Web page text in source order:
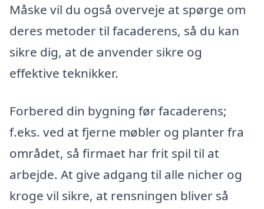
Måske vil du også overveje at spørge om
deres metoder til facaderens, så du kan
sikre dig, at de anvender sikre og
effektive teknikker.
Forbered din bygning før facaderens;
f.eks. ved at fjerne møbler og planter fra
området, så firmaet har frit spil til at
arbejde. At give adgang til alle nicher og
kroge vil sikre, at rensningen bliver så